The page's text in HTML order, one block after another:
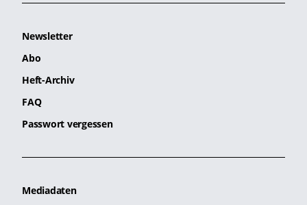
Newsletter
Abo
Heft-Archiv
FAQ
Passwort vergessen
Mediadaten